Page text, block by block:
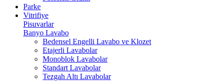
Parke
Vitrifiye
Pisuvarlar
Banyo Lavabo
Bedensel Engelli Lavabo ve Klozet
Etajerli Lavabolar
Monoblok Lavabolar
Standart Lavabolar
Tezgah Altı Lavabolar